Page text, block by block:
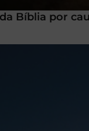
Bíblia por